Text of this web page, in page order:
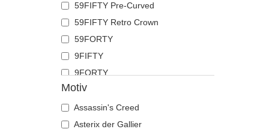
Gepard
Glühwürmchen
Hahn
Hai
Hirsch
Hund
Katze
Kojote
59FIFTY Pre-Curved
59FIFTY Retro Crown
59FORTY
9FIFTY
9FORTY
9FORTY APEX
9FORTY M-Crown
9SEVENTY
Motiv
Assassin's Creed
Asterix der Gallier